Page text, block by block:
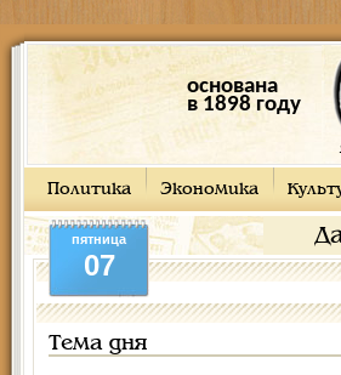
основана
в 1898 году
Политика Экономика
пятница
07
Тема дня